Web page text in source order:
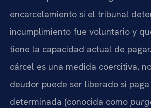
encarcelamiento si el tribunal
incumplimiento fue voluntario y
tiene la capacidad actual de
cárcel es una medida coercitiva,
deudor puede ser liberado si
determinada (conocida como